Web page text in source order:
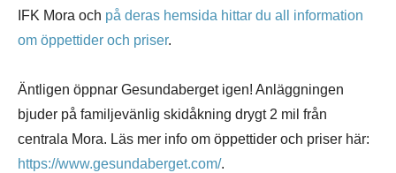
IFK Mora och på deras hemsida hittar du all information
om öppettider och priser.
Äntligen öppnar Gesundaberget igen! Anläggningen
bjuder på familjevänlig skidåkning drygt 2 mil från
centrala Mora. Läs mer info om öppettider och priser här:
https://www.gesundaberget.com/.